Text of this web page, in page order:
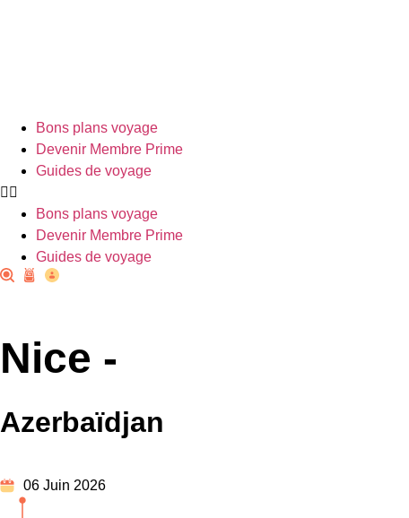
Bons plans voyage
Devenir Membre Prime
Guides de voyage
Bons plans voyage
Devenir Membre Prime
Guides de voyage
Nice -
Azerbaïdjan
06 Juin 2026